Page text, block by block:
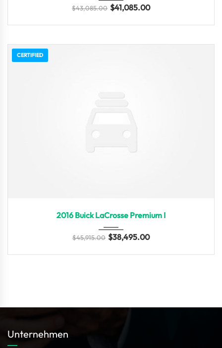
$43,085.00 $41,085.00
CERTIFIED
2016 Buick LaCrosse Premium I
$45,915.00 $38,495.00
Unternehmen